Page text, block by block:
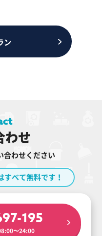
ン
わせ
合わせください
すべて無料です！
195
〜24:00